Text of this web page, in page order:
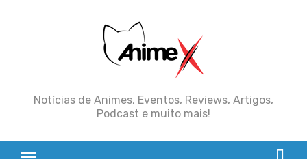
Notícias de Animes, Eventos, Reviews, Artigos,
Podcast e muito mais!